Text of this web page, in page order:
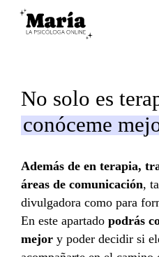
No solo es
conóceme
Además de en terapia,
áreas de comunicación,
divulgadora como para
En este apartadopodrás
mejor y poder decidir si